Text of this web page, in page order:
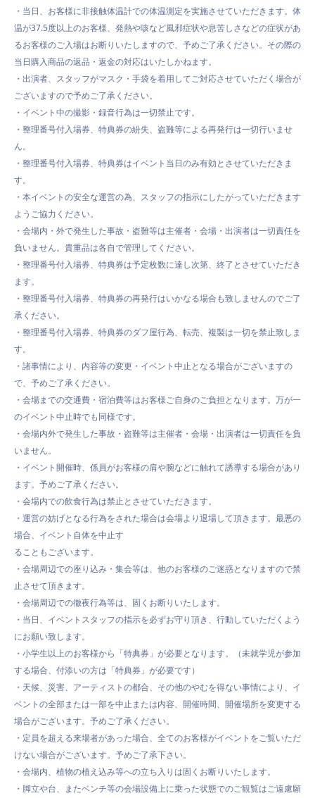
・ 当日、お客様に非接触体温計での体温測定を実施させていただきます。体
温が37.5度以上のお客様、発熱や咳など風邪症状や息苦しさなどの症状があ
るお客様のご入場はお断りいたしますので、予めご了承ください。その際の
当日購入商品の返品・返金の対応はいたしかねます。
・出演者、スタッフがマスク・手袋を着用してご対応させていただく場合が
ございますので予めご了承ください。
・イベント中の撮影・録音行為は一切禁止です。
・整理番号付入場券、特典券の紛失、盗難等による再発行は一切行いませ
ん。
・整理番号付入場券、特典券はイベント当日のみ有効とさせていただきま
す。
・本イベントの安全な運営の為、スタッフの指示にしたがっていただきます
ようご協力ください。
・会場内・外で発生した事故・盗難等は主催者・会場・出演者は一切責任を
負いません。貴重品は各自で管理してください。
・整理番号付入場券、特典券は予定枚数に達し次第、終了とさせていただき
ます。
・整理番号付入場券、特典券の再発行はいかなる場合も致しませんのでご了
承ください。
・整理番号付入場券、特典券のダフ屋行為、転売、複製は一切を禁止致しま
す。
・諸事情により、内容等の変更・イベント中止となる場合がございますの
で、予めご了承ください。
・会場までの交通費・宿泊費等はお客様ご自身のご負担となります。万が一
のイベント中止時でも同様です。
・会場内外で発生した事故・盗難等は主催者・会場・出演者は一切責任を負
いません。
・イベント開催時、係員がお客様の肩や腕などに触れて誘導する場合があり
ます。予めご了承ください。
・会場内での飲食行為は禁止とさせていただきます。
・運営の妨げとなる行為をされた場合は会場より退場して頂きます。最悪の
場合、イベント自体を中止す
ることもございます。
・会場周辺での座り込み・集会等は、他のお客様のご迷惑となりますので禁
止させて頂きます。
・会場周辺での徹夜行為等は、固くお断りいたします。
・当日、イベントスタッフの指示を必ずお守り頂き、行動していただくよう
にお願い致します。
・小学生以上のお客様から「特典券」が必要となります。（未就学児が参加
する場合、付添いの方は「特典券」が必要です）
・ 天候、災害、アーティストの都合、その他のやむを得ない事情により、イ
ベントの全部または一部を中止または内容、開催時間、開催場所を変更する
場合がございます。予めご了承ください。
・ 定員を超える来場者があった場合、全てのお客様がイベントをご覧いただ
けない場合がございます。予めご了承下さい。
・ 会場内、植物の植え込み等への立ち入りは固くお断りいたします。
・ 脚立や台、またベンチ等の会場設備上に乗った状態でのご観覧はご遠慮願